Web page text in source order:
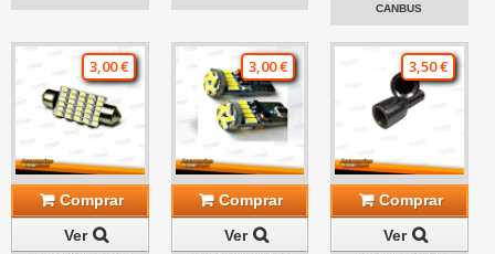
CANBUS
3,00 €
Comprar
Ver
3,00 €
Comprar
Ver
3,50 €
Comprar
Ver